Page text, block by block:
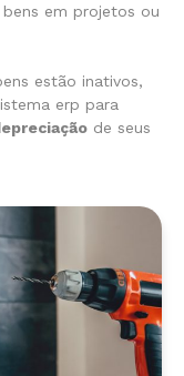
em projetos ou
estão inativos,
erp para
de seus